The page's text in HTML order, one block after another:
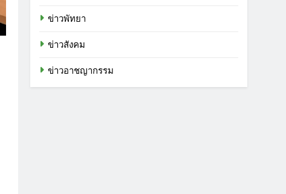
ข่าวพัทยา
ข่าวสังคม
ข่าวอาชญากรรม